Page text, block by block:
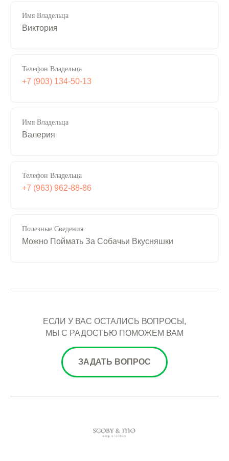
Имя Владельца
Виктория
Телефон Владельца
+7 (903) 134-50-13
Имя Владельца
Валерия
Телефон Владельца
+7 (963) 962-88-86
Полезные Сведения.
Можно Поймать За Собачьи Вкусняшки
ЕСЛИ У ВАС ОСТАЛИСЬ ВОПРОСЫ,
МЫ С РАДОСТЬЮ ПОМОЖЕМ ВАМ
ЗАДАТЬ ВОПРОС